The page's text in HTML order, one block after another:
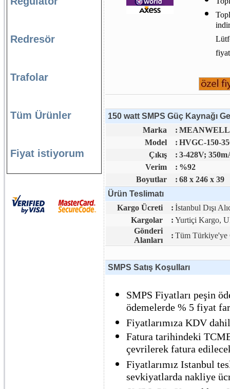
Redresör
Trafolar
Tüm Ürünler
Fiyat istiyorum
150 watt SMPS Güç Kaynağı
Marka
: MEANWELL
Model
: HVGC-150-
Çıkış
: 3-428V;
Verim
: %92
Boyutlar
: 68 x 246 x 39
Ürün Teslimatı
Kargo Ücreti
: İstanbul Dışı
Kargolar
: Yurtiçi Kargo,
Gönderi
Alanları
: Tüm Türkiye'ye
SMPS Satış Koşulları
SMPS Fiyatları peşin
ödemelerde % 5 fiyat
Fiyatlarımıza KDV
Fatura tarihindeki
çevrilerek fatura
Fiyatlarımız Istanbul
sevkiyatlarda nakliye